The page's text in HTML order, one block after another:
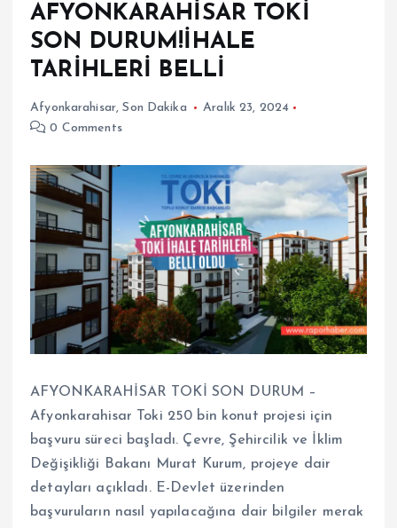
AFYONKARAHİSAR TOKİ
SON DURUM!İHALE
TARİHLERİ BELLİ
Afyonkarahisar,Son Dakika
Aralık 23, 2024
0 Comments
AFYONKARAHİSAR TOKİ SON DURUM –
Afyonkarahisar Toki 250 bin konut projesi için
başvuru süreci başladı. Çevre, Şehircilik ve İklim
Değişikliği Bakanı Murat Kurum, projeye dair
detayları açıkladı. E-Devlet üzerinden
başvuruların nasıl yapılacağına dair bilgiler merak